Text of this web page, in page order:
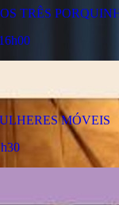
TRÊS
MÓVEIS